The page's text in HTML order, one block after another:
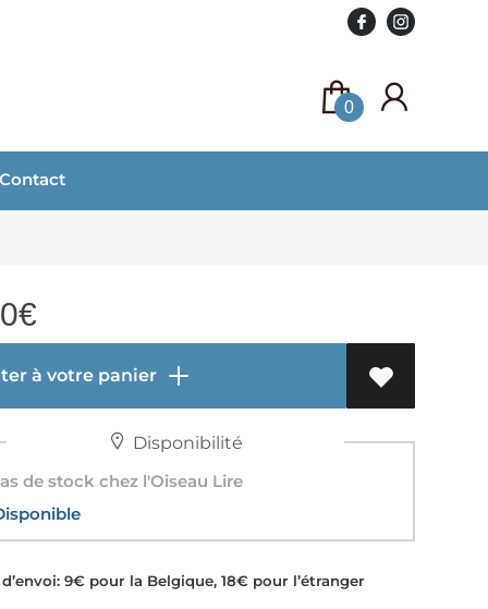
0
Contact
€
à votre panier
Disponibilité
de stock chez l'Oiseau Lire
9€ pour la Belgique, 18€ pour l’étranger